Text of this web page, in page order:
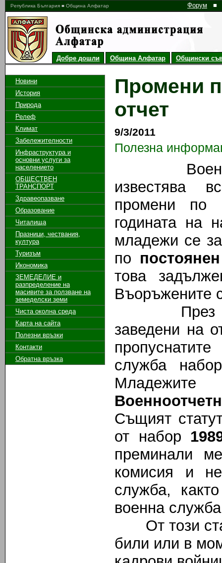
Република България ■ Община Алфатар Форум ■
Добре дошли Община Алфатар Общински
Новини
История
Природа
Релеф
Климат
Забележителности
Инфраструктура и
основни услуги за
населението
ОБЩЕСТВЕН
ТРАНСПОРТ
Здравеопазване
Образование
Читалища
Празници, чествания,
култура
Туризъм
Икономика
ЗЕМЕДЕЛИЕ и
разпределение на
масивите за ползване на
земeделски земи
Чиста околна среда
Карта на сайта
Полезни връзки
Контакти
Обратна връзка
Промени
отчет
9/3/2011
Полезна
Военният
известява
промени по
годината на
младежи се
по
това
Въоръжените
През
заведени на
служба
Същият
от набор
преминали
комисия и
служба,
военна
От този
били или в